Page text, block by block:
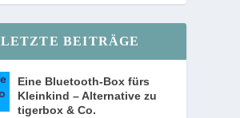
LETZTE BEITRÄGE
Eine Bluetooth-Box fürs
Kleinkind – Alternative zu
tigerbox & Co.